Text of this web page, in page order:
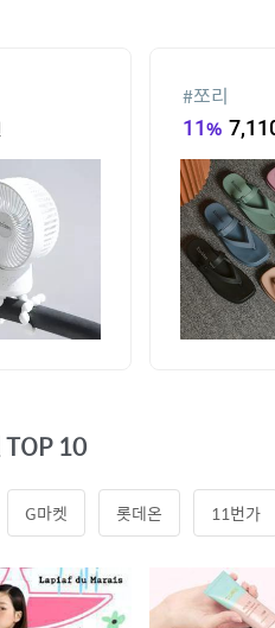
#쪼리
11%
TOP 10
G마켓 롯데온 11번가